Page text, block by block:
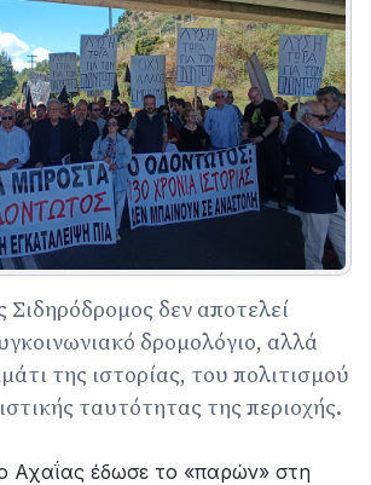
δεν αποτελεί
δρομολόγιο, αλλά
της ιστορίας, του πολιτισμού
ταυτότητας της περιοχής.
Αχαΐας έδωσε το «παρών» στη